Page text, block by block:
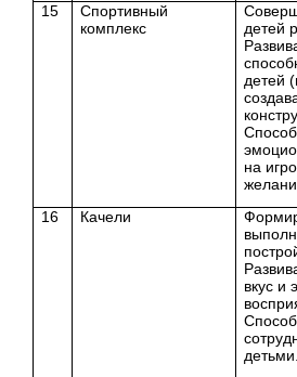
15
Спортивный
комплекс
детей
детей
на
16
Качели
вкус и
детьми.